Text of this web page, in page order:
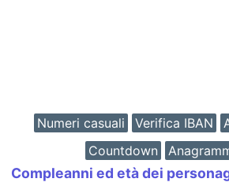
Numeri casuali Verifica IBAN
Countdown
Compleanni ed età dei